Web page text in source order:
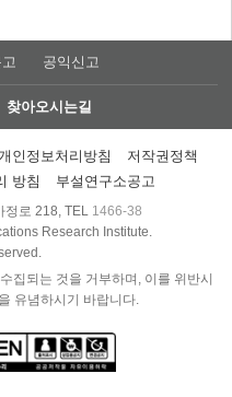
공익신고
찾아오시는길
인정보처리방침
저작권정책
방침
부설연구소공고
정로 218, TEL 1466-38
Research Institute.
집되는 것을 거부하며, 이를 위반시
유념하시기 바랍니다.